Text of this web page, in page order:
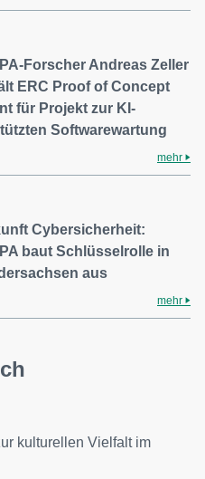
Forscher Andreas Zeller
ERC Proof of Concept
für Projekt zur KI-
Softwarewartung
mehr
Cybersicherheit:
baut Schlüsselrolle in
aus
mehr
kulturellen Vielfalt im